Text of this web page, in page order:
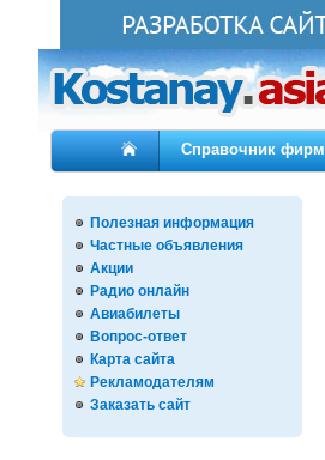
Справочник фирм
Полезная информация
Частные объявления
Акции
Радио онлайн
Авиабилеты
Вопрос-ответ
Карта сайта
Рекламодателям
Заказать сайт